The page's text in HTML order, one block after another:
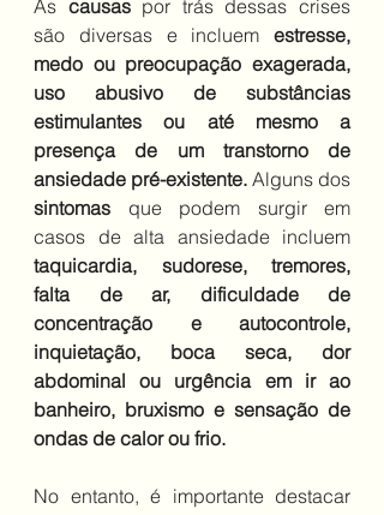
As causas por trás dessas crises
são diversas e incluem estresse,
medo ou preocupação exagerada,
uso abusivo de substâncias
estimulantes ou até mesmo a
presença de um transtorno de
ansiedade pré-existente.
sintomas que podem surgir em
taquicardia, sudorese, tremores,
falta de ar, dificuldade de
concentração e autocontrole,
inquietação, boca seca, dor
abdominal ou urgência em ir ao
banheiro, bruxismo e sensação de
ondas de calor ou frio.
No entanto, é importante destacar